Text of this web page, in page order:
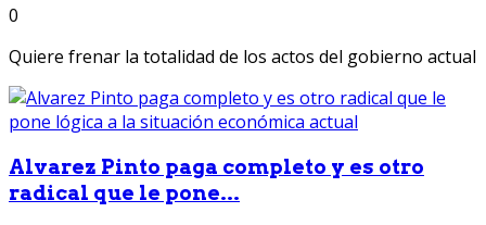
0
Quiere frenar la totalidad de los actos del gobierno actual
Alvarez Pinto paga completo y es otro
radical que le pone...